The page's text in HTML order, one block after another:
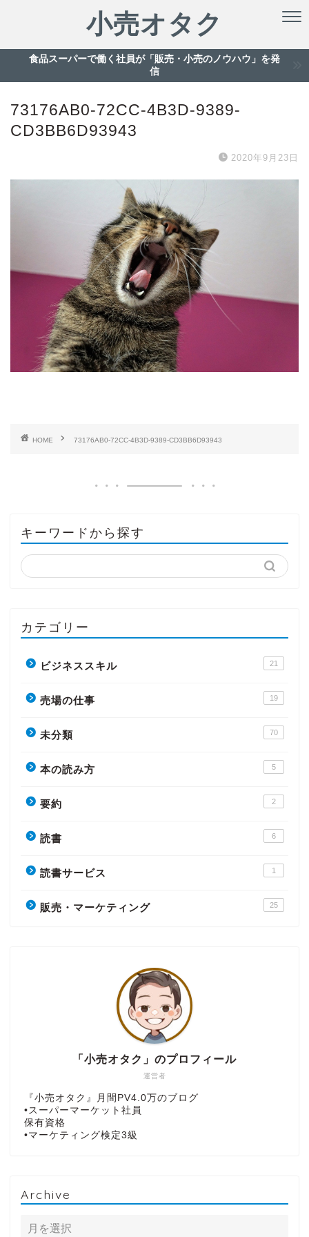
小売オタク
食品スーパーで働く社員が「販売・小売のノウハウ」を発
信
73176AB0-72CC-4B3D-9389-
CD3BB6D93943
2020年9月23日
HOME 73176AB0-72CC-4B3D-9389-CD3BB6D93943
キーワードから探す
カテゴリー
ビジネススキル 21
売場の仕事 19
未分類 70
本の読み方 5
要約 2
読書 6
読書サービス 1
販売・マーケティング 25
運営者
「小売オタク」のプロフィール
『小売オタク』月間PV4.0万のブログ
•スーパーマーケット社員
保有資格
•マーケティング検定3級
Archive